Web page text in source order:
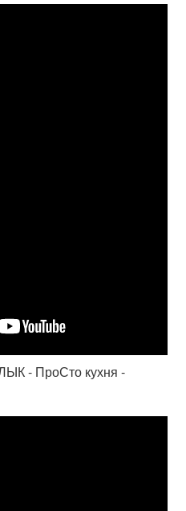
- ПроСто кухня -